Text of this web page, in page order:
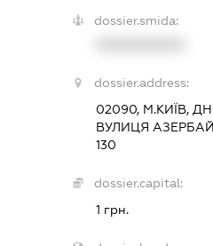
dossier.smida:
dossier.address:
02090, М.КИЇВ,
ВУЛИЦЯ
130
dossier.capital:
1 грн.